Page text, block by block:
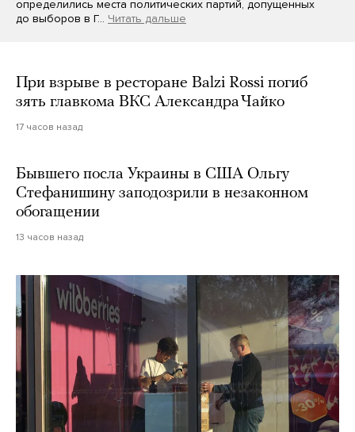
определились места политических партий, допущенных
до выборов в Г… Читать дальше
При взрыве в ресторане Balzi Rossi погиб
зять главкома ВКС Александра Чайко
17 часов назад
Бывшего посла Украины в США Ольгу
Стефанишину заподозрили в незаконном
обогащении
13 часов назад